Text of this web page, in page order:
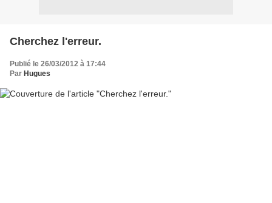
Cherchez l'erreur.
Publié le 26/03/2012 à 17:44
Par Hugues